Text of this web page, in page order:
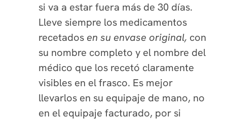
si va a estar fuera más de 30 días.
Lleve siempre los medicamentos
recetados en su envase original, con
su nombre completo y el nombre del
médico que los recetó claramente
visibles en el frasco. Es mejor
llevarlos en su equipaje de mano, no
en el equipaje facturado, por si